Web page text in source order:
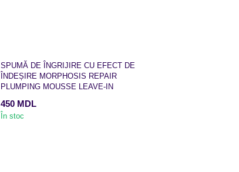
SPUMĂ DE ÎNGRIJIRE CU EFECT DE
ÎNDEȘIRE MORPHOSIS REPAIR
PLUMPING MOUSSE LEAVE-IN
450 MDL
În stoc